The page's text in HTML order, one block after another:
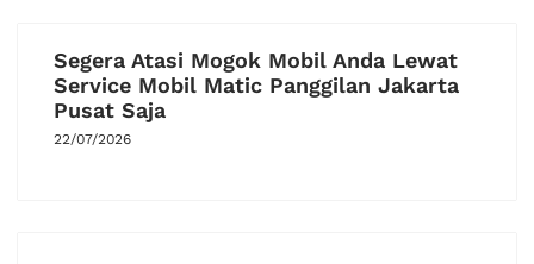
Segera Atasi Mogok Mobil Anda Lewat
Service Mobil Matic Panggilan Jakarta
Pusat Saja
22/07/2026